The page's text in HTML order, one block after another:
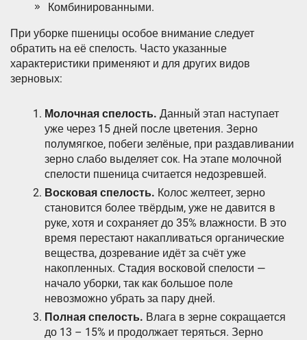
Комбинированными.
При уборке пшеницы особое внимание следует
обратить на её спелость. Часто указанные
характеристики применяют и для других видов
зерновых:
Молочная спелость. Данный этап наступает
уже через 15 дней после цветения. Зерно
полумягкое, побеги зелёные, при раздавливании
зерно слабо выделяет сок. На этапе молочной
спелости пшеница считается недозревшей.
Восковая спелость. Колос желтеет, зерно
становится более твёрдым, уже не давится в
руке, хотя и сохраняет до 35% влажности. В это
время перестают накапливаться органические
вещества, дозревание идёт за счёт уже
накопленных. Стадия восковой спелости —
начало уборки, так как большое поле
невозможно убрать за пару дней.
Полная спелость. Влага в зерне сокращается
до 13 – 15% и продолжает теряться. Зерно